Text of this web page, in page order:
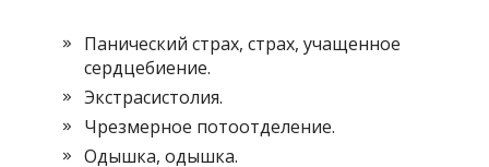
Панический страх, страх, учащенное
сердцебиение.
Экстрасистолия.
Чрезмерное потоотделение.
Одышка, одышка.